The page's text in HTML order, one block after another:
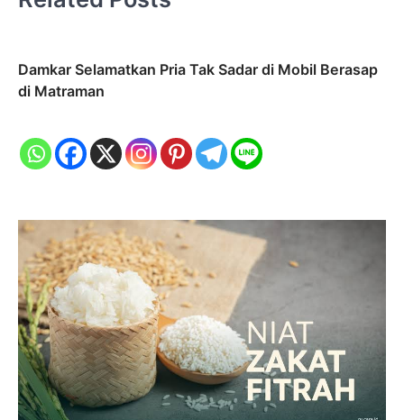
Damkar Selamatkan Pria Tak Sadar di Mobil Berasap
di Matraman